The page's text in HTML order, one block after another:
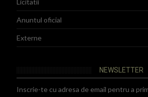
Anuntul oficial
Externe
NEWSLETTER
Inscrie-te cu adresa de email pentru a